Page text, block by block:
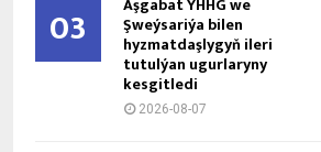
03 Aşgabat ÝHHG we
Şweýsariýa bilen
hyzmatdaşlygyň ileri
tutulýan ugurlaryny
kesgitledi
2026-08-07